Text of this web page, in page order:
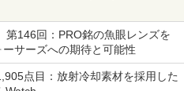
第146回：PRO銘の魚眼レンズを
ーサーズへの期待と可能性
点目：放射冷却素材を採用した